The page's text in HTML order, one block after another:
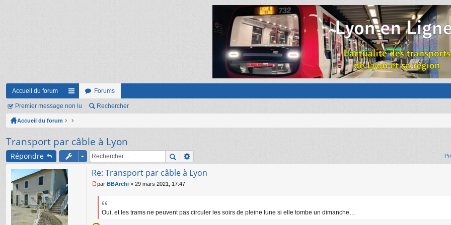
Accueil du forum
ac
co
ci
s
Forums
Premier message non lu Rechercher
Accueil du forum
Transport par câble à Lyon
Répondre
Re: Transport par câble à Lyon
e
a
par BBArchi » 29 mars 2021, 17:47
Oui, et les trams ne peuvent pas circuler les soirs de pleine lune si elle tombe un dimanche…